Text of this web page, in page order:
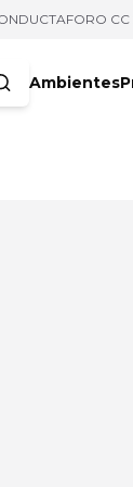
FORO
Ambientes